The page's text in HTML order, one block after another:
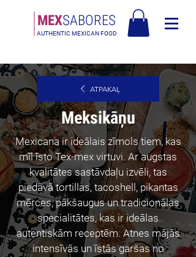
MEXSABORES
AUTHENTIC MEXICAN FOOD
ATPAKAĻ
Meksikāņu
Mexicana ir ideālais zīmols tiem, kas
mīl īsto Tex-mex virtuvi. Ar augstas
kvalitātes sastāvdaļu izvēli, tas
piedāvā tortillas, tacoshell, pikantas
mērces, pākšaugus un tradicionālas
specialitātes, kas ir ideālas
autentiskām receptēm. Atnes mājās
intensīvās un īstās garšas no